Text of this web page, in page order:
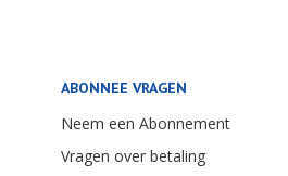
ABONNEE VRAGEN
Neem een Abonnement
Vragen over betaling